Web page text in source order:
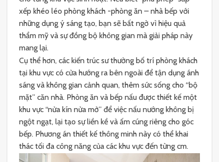
xếp khéo léo phòng khách -phòng ăn – nhà bếp với
những dụng ý sáng tạo, bạn sẽ bất ngờ vì hiệu quả
thẩm mỹ và sự đồng bộ không gian mà giải pháp này
mang lại.
Cụ thể hơn, các kiến trúc sư thường bố trí phòng khách
tại khu vực có cửa hướng ra bên ngoài để tận dụng ánh
sáng và không gian cảnh quan, thêm sức sống cho “bộ
mặt” căn nhà. Phòng ăn và bếp nấu được thiết kế một
khu vực “nửa kín nửa mở” để việc nấu nướng không bị
ngột ngạt, lại tạo sự liền kề và ấm cúng riêng cho góc
bếp. Phương án thiết kế thông minh này có thể khai
thác tối đa công năng của các khu vực đến từng cm.